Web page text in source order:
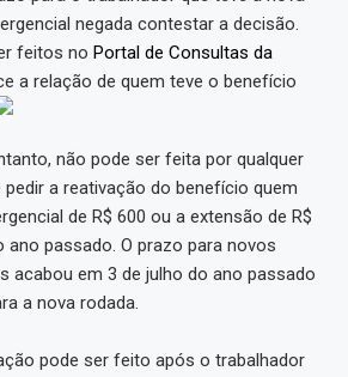
negada contestar a decisão.
feitos no Portal de Consultas da
a relação de quem teve o benefício
não pode ser feita por qualquer
a reativação do benefício quem
de R$ 600 ou a extensão de R$
ano passado. O prazo para novos
acabou em 3 de julho do ano passado
a nova rodada.
pode ser feito após o trabalhador